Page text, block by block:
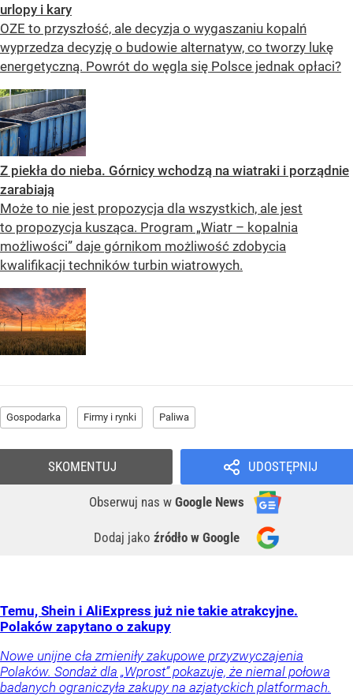
urlopy i kary
OZE to przyszłość, ale decyzja o wygaszaniu kopalń
wyprzedza decyzję o budowie alternatyw, co tworzy lukę
energetyczną. Powrót do węgla się Polsce jednak opłaci?
Z piekła do nieba. Górnicy wchodzą na wiatraki i porządnie
zarabiają
Może to nie jest propozycja dla wszystkich, ale jest
to propozycja kusząca. Program „Wiatr – kopalnia
możliwości” daje górnikom możliwość zdobycia
kwalifikacji techników turbin wiatrowych.
Gospodarka Firmy i rynki Paliwa
UDOSTĘPNIJ
Obserwuj nas w Google News
Dodaj jako źródło w Google
SKOMENTUJ
Temu, Shein i AliExpress już nie takie atrakcyjne.
Polaków zapytano o zakupy
Nowe unijne cła zmieniły zakupowe przyzwyczajenia
Polaków. Sondaż dla „Wprost” pokazuje, że niemal połowa
badanych ograniczyła zakupy na azjatyckich platformach.